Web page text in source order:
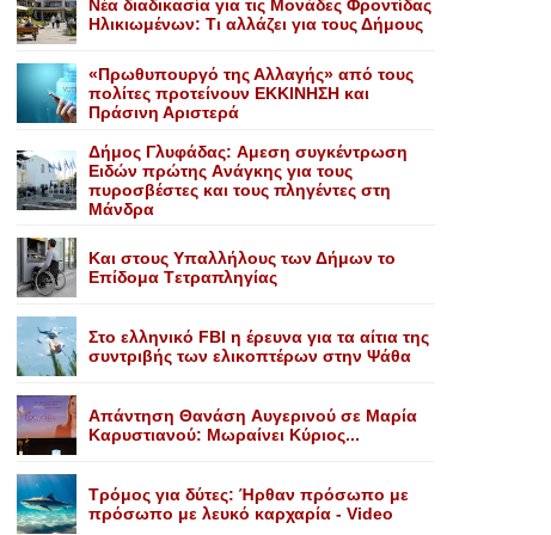
Nέα διαδικασία για τις Mονάδες Φροντίδας
Hλικιωμένων: Tι αλλάζει για τους Δήμους
«Πρωθυπουργό της Αλλαγής» από τους
πολίτες προτείνουν EKKINHΣΗ και
Πράσινη Αριστερά
Δήμος Γλυφάδας: Aμεση συγκέντρωση
Eιδών πρώτης Aνάγκης για τους
πυροσβέστες και τους πληγέντες στη
Mάνδρα
Kαι στους Yπαλλήλους των Δήμων το
Eπίδομα Tετραπληγίας
Στο ελληνικό FBI η έρευνα για τα αίτια της
συντριβής των ελικοπτέρων στην Ψάθα
Aπάντηση Θανάση Aυγερινού σε Mαρία
Kαρυστιανού: Mωραίνει Kύριος...
Τρόμος για δύτες: Ήρθαν πρόσωπο με
πρόσωπο με λευκό καρχαρία - Video